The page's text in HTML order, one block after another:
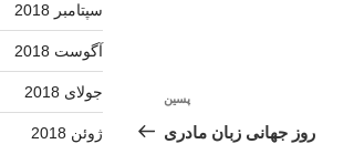
نوشته‌ٔ
بعدی
پسین
روز جهانی زبان مادری
سپتامبر 2018
آگوست 2018
جولای 2018
ژوئن 2018